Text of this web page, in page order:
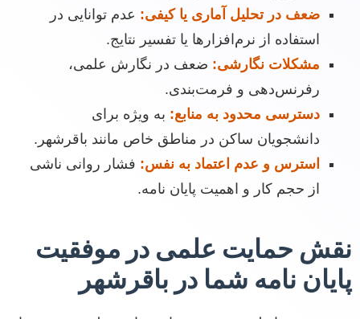
ضعف در تحلیل آماری یا کیفی: عدم توانایی در
استفاده از نرم‌افزارها یا تفسیر نتایج.
مشکلات نگارشی: ضعف در نگارش علمی،
رفرنس‌دهی و فرمت‌بندی.
دسترسی محدود به منابع: به ویژه برای
دانشجویان ساکن در مناطق خاص مانند باقرشهر.
استرس و عدم اعتماد به نفس: فشار روانی ناشی
از حجم کار و اهمیت پایان نامه.
نقش حمایت علمی در موفقیت
پایان نامه شما در باقرشهر